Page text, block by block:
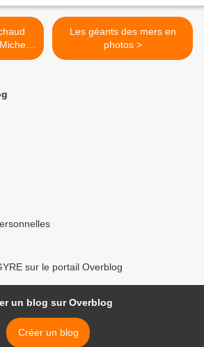
Les géants des mers en
photos >
sur le portail Overblog
un blog sur Overblog
Créer un blog